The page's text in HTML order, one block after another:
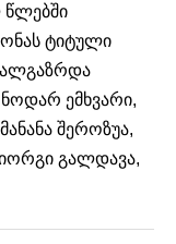
წლებში
ტიტული
ემხვარი,
შეროზუა,
გალდავა,